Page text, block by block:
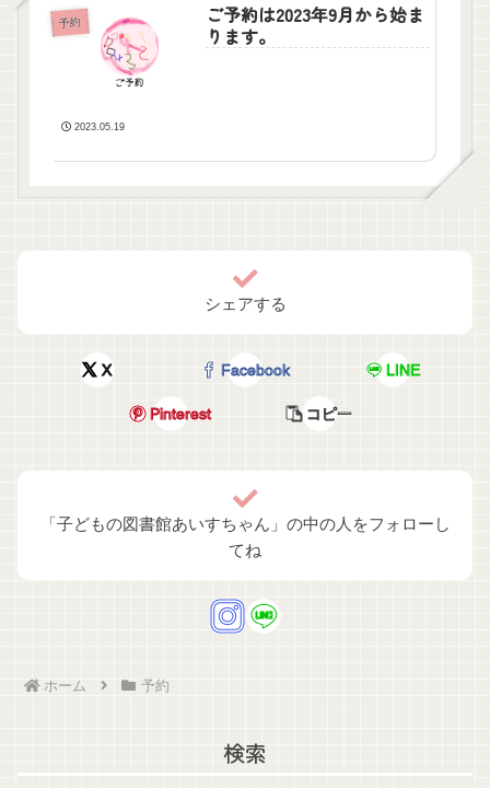
予約
ご予約は2023年9月から始ま
ります。
2023.05.19
シェアする
X Facebook LINE
Pinterest コピー
「子どもの図書館あいすちゃん」の中の人をフォローし
てね
ホーム 予約
検索